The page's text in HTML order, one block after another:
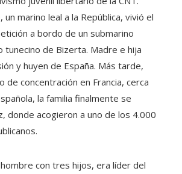
un marino leal a la República, vivió el
a bordo de un submarino
tunecino de Bizerta. Madre e hija
y huyen de España. Más tarde,
de concentración en Francia, cerca
la familia finalmente se
donde acogieron a uno de los 4.000
hombre con tres hijos, era líder del